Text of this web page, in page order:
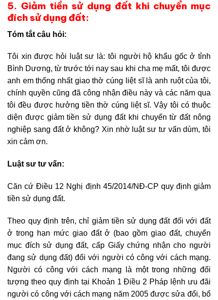
5. Giảm tiền sử dụng đất khi chuyển mục
đích sử dụng đất:
Tóm tắt câu hỏi:
Tôi xin được hỏi luật sư là: tôi người hộ khẩu gốc ở tỉnh
Bình Dương, từ trước tới nay sau khi cha mẹ mất, tôi được
anh em thống nhất giao thờ cúng liệt sĩ là anh ruột của tôi,
chính quyền cũng đã công nhận điều này và các năm qua
tôi đều được hưởng tiền thờ cúng liệt sĩ. Vậy tôi có thuộc
diện được giảm tiền sử dụng đất khi chuyển từ đất nông
nghiệp sang đất ở không? Xin nhờ luật sư tư vấn dùm, tôi
xin cảm ơn.
Luật sư tư vấn:
Căn cứ Điều 12 Nghị định 45/2014/NĐ-CP quy định giảm
tiền sử dụng đất.
Theo quy định trên, chỉ giảm tiền sử dụng đất đối với đất
ở trong hạn mức giao đất ở (bao gồm giao đất, chuyển
mục đích sử dụng đất, cấp Giấy chứng nhận cho người
đang sử dụng đất) đối với người có công với cách mạng.
Người có công với cách mạng là một trong những đối
tượng theo quy định tại Khoản 1 Điều 2 Pháp lệnh ưu đãi
người có công với cách mạng năm 2005được sửa đổi, bổ